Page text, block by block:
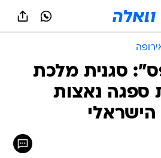
סגנית מלכת
ספגה נאצות